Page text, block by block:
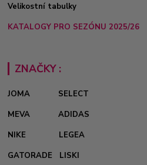
Velikostní tabulky
KATALOGY PRO SEZÓNU 2025/26
ZNAČKY :
JOMA
SELECT
MEVA
ADIDAS
NIKE
LEGEA
GATORADE
LISKI